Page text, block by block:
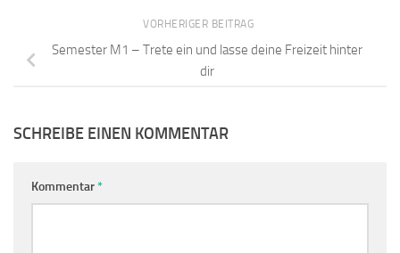
VORHERIGER BEITRAG
Semester M1 – Trete ein und lasse deine Freizeit hinter
dir
SCHREIBE EINEN KOMMENTAR
Kommentar*